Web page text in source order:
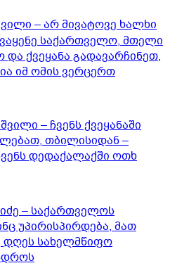
– არ მივატოვე ხალხი
საქართველო, მთელი
ქვეყანა გადავარჩინეთ,
იმ ომის ვერცერთ
– ჩვენს ქვეყანაში
თბილისიდან –
დედაქალაქში ოთხ
– საქართველოს
უპირისპირდება, მათ
დღეს სახელმწიფო